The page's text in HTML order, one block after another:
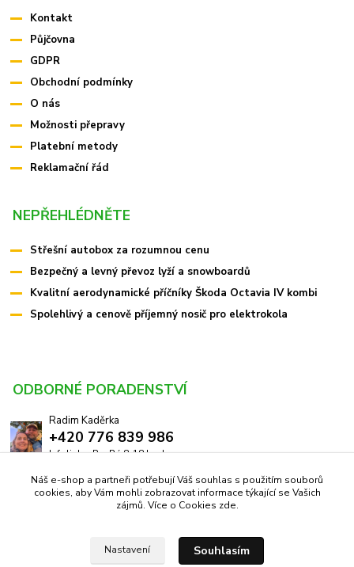
Kontakt
Půjčovna
GDPR
Obchodní podmínky
O nás
Možnosti přepravy
Platební metody
Reklamační řád
NEPŘEHLÉDNĚTE
Střešní autobox za rozumnou cenu
Bezpečný a levný převoz lyží a snowboardů
Kvalitní aerodynamické příčníky Škoda Octavia IV kombi
Spolehlivý a cenově příjemný nosič pro elektrokola
ODBORNÉ PORADENSTVÍ
Radim Kaděrka
+420 776 839 986
Infolinka: Po-Pá 8-18 hod.
info@pricniky.cz
Náš e-shop a partneři potřebují Váš souhlas s použitím souborů
cookies, aby Vám mohli zobrazovat informace týkající se Vašich
zájmů. Více o Cookies zde.
Nastavení Souhlasím